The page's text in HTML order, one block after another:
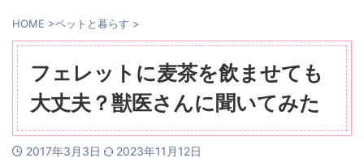
HOME >ペットと暮らす >
フェレットに麦茶を飲ませても
大丈夫？獣医さんに聞いてみた
2017年3月3日 2023年11月12日